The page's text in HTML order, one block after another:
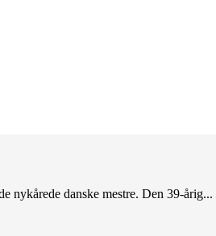
nykårede danske mestre. Den 39-årig...